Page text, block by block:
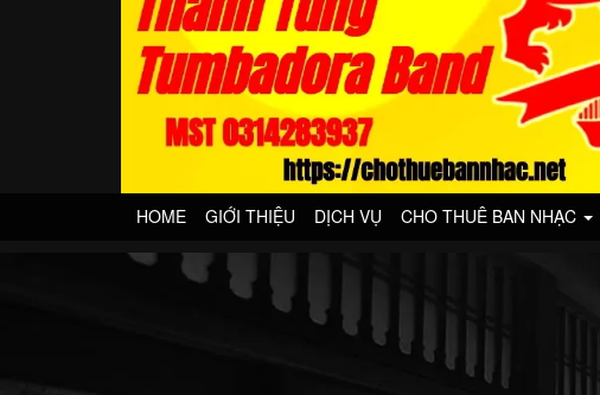
HOME GIỚI THIỆU DỊCH VỤ CHO THUÊ BAN NHẠC